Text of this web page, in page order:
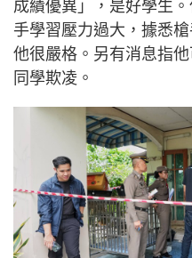
成績優異」，是好學生
手學習壓力過大，據悉
他很嚴格。另有消息指
同學欺凌。